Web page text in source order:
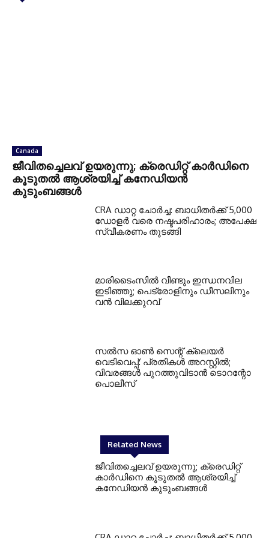
Canada
ജീവിതച്ചെലവ് ഉയരുന്നു; ക്രെഡിറ്റ് കാർഡിനെ
കൂടുതൽ ആശ്രയിച്ച് കനേഡിയൻ
കുടുംബങ്ങൾ
CRA ഡാറ്റ ചോർച്ച: ബാധിതർക്ക് 5,000
ഡോളർ വരെ നഷ്ടപരിഹാരം; അപേക്ഷ
സ്വീകരണം തുടങ്ങി
മാരിടൈംസിൽ വീണ്ടും ഇന്ധനവില
ഇടിഞ്ഞു; പെട്രോളിനും ഡീസലിനും
വൻ വിലക്കുറവ്
സൽസ ഓൺ സെന്റ് ക്ലെയർ
വെടിവെപ്പ്: പ്രതികൾ അറസ്റ്റിൽ;
വിവരങ്ങൾ പുറത്തുവിടാൻ ടൊറന്റോ
പൊലീസ്
Related News
ജീവിതച്ചെലവ് ഉയരുന്നു; ക്രെഡിറ്റ്
കാർഡിനെ കൂടുതൽ ആശ്രയിച്ച്
കനേഡിയൻ കുടുംബങ്ങൾ